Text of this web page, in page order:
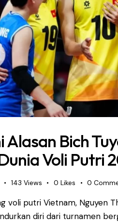
Alasan Bich
Voli Putri
143 Views 0 Likes 0
voli putri Vietnam, Nguyen
diri dari turnamen